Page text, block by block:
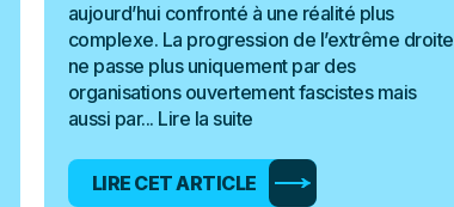
aujourd’hui confronté à une réalité plus
complexe. La progression de l’extrême droite
ne passe plus uniquement par des
organisations ouvertement fascistes mais
aussi par... Lire la suite
LIRE CET ARTICLE